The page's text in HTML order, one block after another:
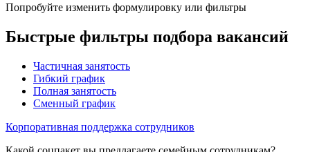
Попробуйте изменить формулировку или фильтры
Быстрые фильтры подбора вакансий
Частичная занятость
Гибкий график
Полная занятость
Сменный график
Корпоративная поддержка сотрудников